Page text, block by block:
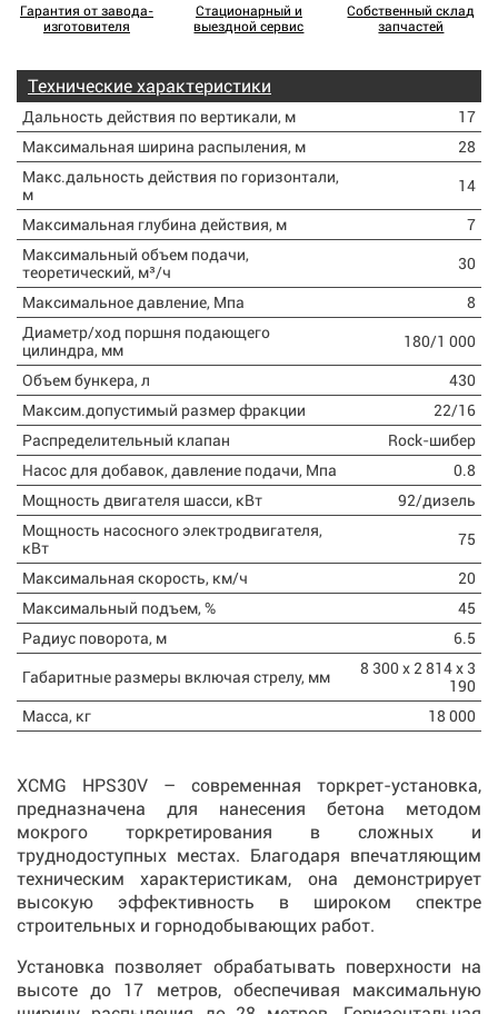
Гарантия от завода-
изготовителя
Стационарный и
выездной сервис
Собственный склад
запчастей
Технические характеристики
Дальность действия по вертикали, м
17
Максимальная ширина распыления, м
28
Макс.дальность действия по горизонтали,
м
14
Максимальная глубина действия, м
7
Максимальный объем подачи,
теоретический, м³/ч
30
Максимальное давление, Мпа
8
Диаметр/ход поршня подающего
цилиндра, мм
180/1 000
Объем бункера, л
430
Максим.допустимый размер фракции
22/16
Распределительный клапан
Rock-шибер
Насос для добавок, давление подачи, Мпа
0.8
Мощность двигателя шасси, кВт
92/дизель
Мощность насосного электродвигателя,
кВт
75
Максимальная скорость, км/ч
20
Максимальный подъем, %
45
Радиус поворота, м
6.5
Габаритные размеры включая стрелу, мм
8 300 x 2 814 x 3
190
Масса, кг
18 000
XCMG HPS30V – современная торкрет-установка,
предназначена для нанесения бетона методом
мокрого торкретирования в сложных и
труднодоступных местах. Благодаря впечатляющим
техническим характеристикам, она демонстрирует
высокую эффективность в широком спектре
строительных и горнодобывающих работ.
Установка позволяет обрабатывать поверхности на
высоте до 17 метров, обеспечивая максимальную